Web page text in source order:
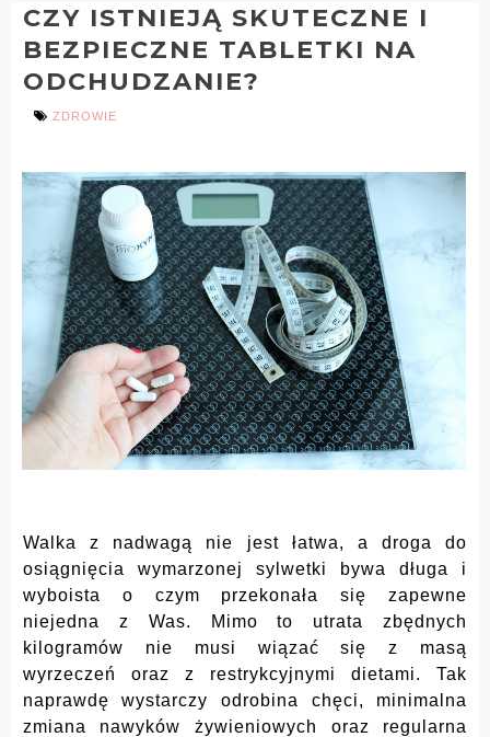
CZY ISTNIEJĄ SKUTECZNE I
BEZPIECZNE TABLETKI NA
ODCHUDZANIE?
ZDROWIE
Walka z nadwagą nie jest łatwa, a droga do
osiągnięcia wymarzonej sylwetki bywa długa i
wyboista o czym przekonała się zapewne
niejedna z Was. Mimo to utrata zbędnych
kilogramów nie musi wiązać się z masą
wyrzeczeń oraz z restrykcyjnymi dietami. Tak
naprawdę wystarczy odrobina chęci, minimalna
zmiana nawyków żywieniowych oraz regularna